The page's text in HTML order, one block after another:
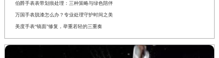
伯爵手表表带划痕处理：三种策略与绿色陪伴
万国手表脱漆怎么办？专业处理守护时间之美
美度手表“镜面”修复，举重若轻的三重奏